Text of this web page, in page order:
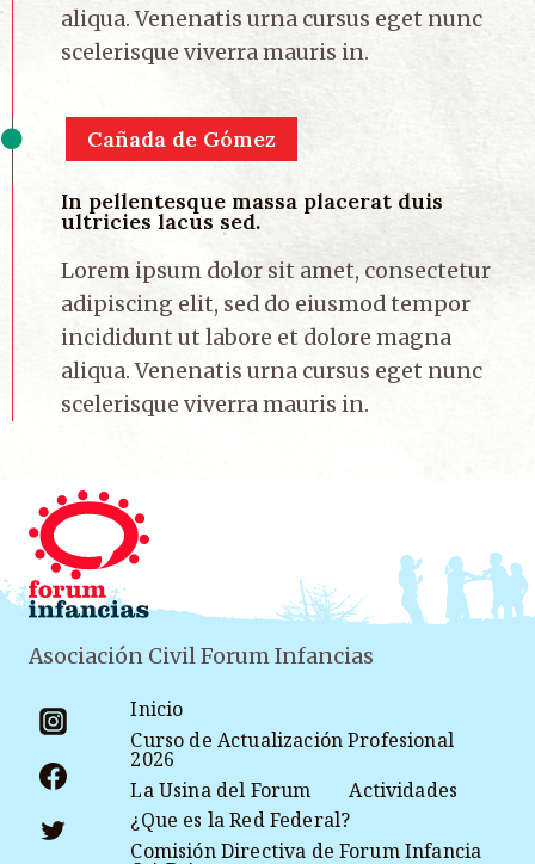
aliqua. Venenatis urna cursus eget nunc
scelerisque viverra mauris in.
Cañada de Gómez
In pellentesque massa placerat duis
ultricies lacus sed.
Lorem ipsum dolor sit amet, consectetur
adipiscing elit, sed do eiusmod tempor
incididunt ut labore et dolore magna
aliqua. Venenatis urna cursus eget nunc
scelerisque viverra mauris in.
Asociación Civil Forum Infancias
Inicio
Curso de Actualización Profesional
2026
La Usina del Forum
Actividades
¿Que es la Red Federal?
Comisión Directiva de Forum Infancia